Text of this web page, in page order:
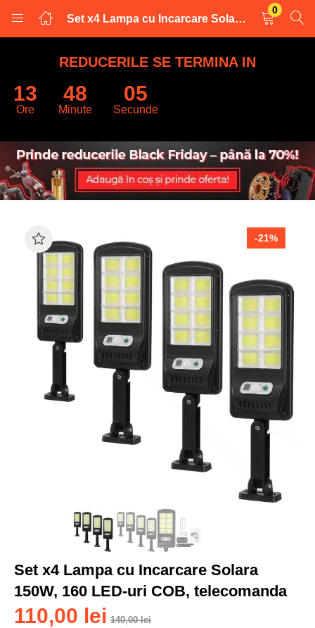
Set x4 Lampa cu Incarcare Solara 150W, 160 LED-uri COB, telecomanda
0
LOGARE
INREGISTRARE
Introduceti numele de utilizator și parola pentru a va autentifica.
Logare
Parola uitata?
REDUCERILE SE TERMINA IN
13
Ore
48
Minute
04
Secunde
-21%
Set x4 Lampa cu Incarcare Solara
150W, 160 LED-uri COB, telecomanda
110,00 lei 140,00lei